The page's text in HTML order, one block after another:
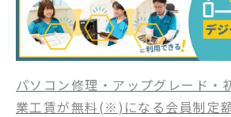
パソコン修理・アップグレード・
業工賃が無料(※)になる会員制定